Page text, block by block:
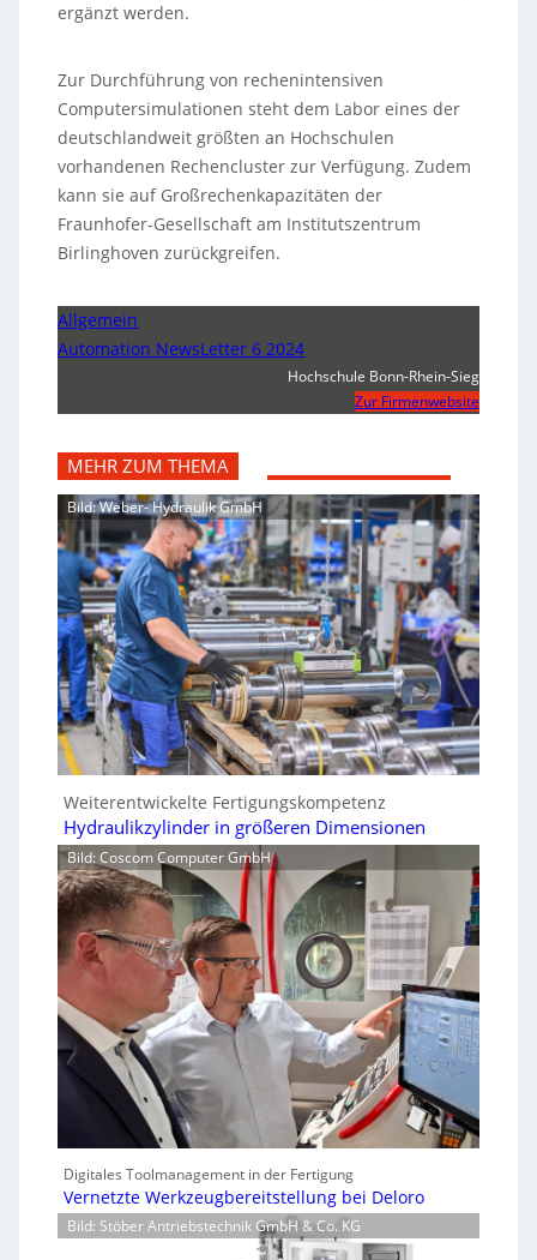
ergänzt werden.
Zur Durchführung von rechenintensiven
Computersimulationen steht dem Labor eines der
deutschlandweit größten an Hochschulen
vorhandenen Rechencluster zur Verfügung. Zudem
kann sie auf Großrechenkapazitäten der
Fraunhofer-Gesellschaft am Institutszentrum
Birlinghoven zurückgreifen.
Allgemein
Automation NewsLetter 6 2024
Hochschule Bonn-Rhein-Sieg
Zur Firmenwebsite
MEHR ZUM THEMA
Bild: Weber- Hydraulik GmbH
Weiterentwickelte Fertigungskompetenz
Hydraulikzylinder in größeren Dimensionen
Bild: Coscom Computer GmbH
Digitales Toolmanagement in der Fertigung
Vernetzte Werkzeugbereitstellung bei Deloro
Bild: Stöber Antriebstechnik GmbH & Co. KG